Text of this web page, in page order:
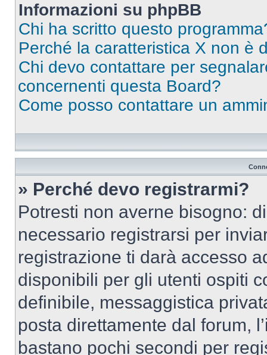
Informazioni su phpBB
Chi ha scritto questo
Perché la caratteristica X non è
Chi devo contattare per
concernenti questa Board?
Come posso contattare un
» Perché devo registrarmi?
Potresti non averne bisogno:
necessario registrarsi per
registrazione ti darà accesso
disponibili per gli utenti ospiti
definibile, messaggistica
posta direttamente dal forum,
bastano pochi secondi per